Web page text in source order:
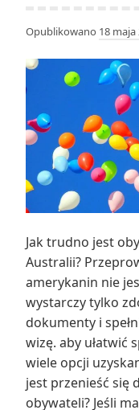
Opublikowano 18 maja
Jak trudno jest
Australii?
amerykanin nie
wystarczy tylko
dokumenty i
wizę. aby ułatwić
wiele opcji
jest przenieść się
obywateli? Jeśli